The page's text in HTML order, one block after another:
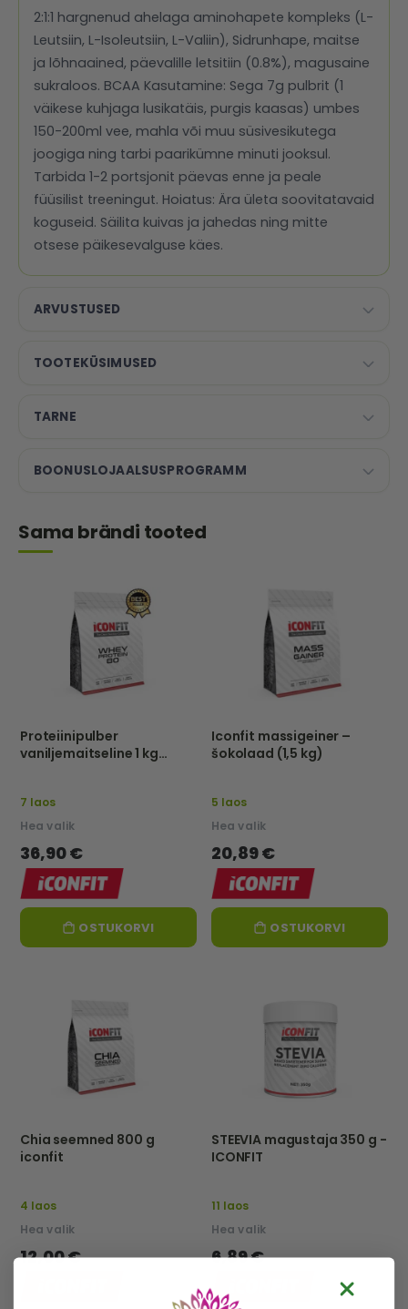
ARVUSTUSED
TOOTEKÜSIMUSED
TARNE
BOONUSLOJAALSUSPROGRAMM
2:1:1 hargnenud ahelaga aminohapete kompleks (L-
Leutsiin, L-Isoleutsiin, L-Valiin), Sidrunhape, maitse
ja lõhnaained, päevalille letsitiin (0.8%), magusaine
sukraloos. BCAA Kasutamine: Sega 7g pulbrit (1
väikese kuhjaga lusikatäis, purgis kaasas) umbes
150-200ml vee, mahla või muu süsivesikutega
joogiga ning tarbi paarikümne minuti jooksul.
Tarbida 1-2 portsjonit päevas enne ja peale
füüsilist treeningut. Hoiatus: Ära ületa soovitatavaid
koguseid. Säilita kuivas ja jahedas ning mitte
otsese päikesevalguse käes.
Sama brändi tooted
Proteiinipulber
vaniljemaitseline 1 kg
7 laos
Hea valik
36,90 €
OSTUKORVI
Iconfit massigeiner –
šokolaad (1,5 kg)
5 laos
Hea valik
20,89 €
OSTUKORVI
Chia seemned 800 g
iconfit
4 laos
Hea valik
12,00 €
STEEVIA magustaja 350 g -
ICONFIT
11 laos
Hea valik
6,89 €